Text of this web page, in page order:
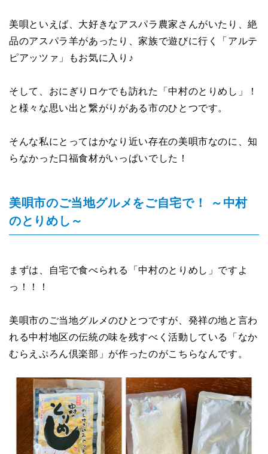
美唄といえば、大好きなアスパラ農家さんがいたり、絶
品のアスパラ羊があったり、家族で遊びに行く「アルテ
ピアッツァ」もお気に入り♪
そして、おにぎりロケでも訪れた「中村のとりめし」！
と様々な思い出と繋がりがある市のひとつです。
そんな私にとってはかなり近い存在の美唄市なのに、知
らなかった口福食材がいっぱいでした！
美唄市のご当地グルメをご自宅で！ ～中村
のとりめし～
まずは、自宅で食べられる「中村のとりめし」ですよ
っ！！！
美唄市のご当地グルメのひとつですが、発祥の地と言わ
れる中村地区の伝統の味を残すべく活動している「なか
むらえぷろん倶楽部」が作ったのがこちらなんです。